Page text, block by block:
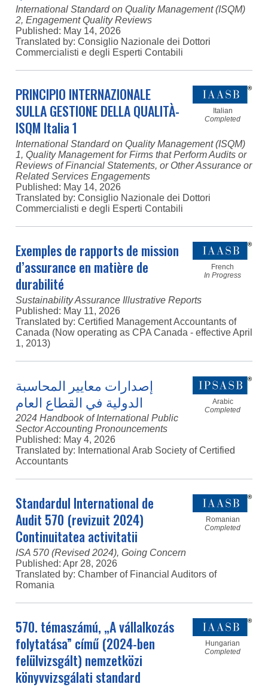
International Standard on Quality Management (ISQM)
2, Engagement Quality Reviews
Published: May 14, 2026
Translated by: Consiglio Nazionale dei Dottori
Commercialisti e degli Esperti Contabili
Italian
Completed
PRINCIPIO INTERNAZIONALE
SULLA GESTIONE DELLA QUALITÀ-
ISQM Italia 1
International Standard on Quality Management (ISQM)
1, Quality Management for Firms that Perform Audits or
Reviews of Financial Statements, or Other Assurance or
Related Services Engagements
Published: May 14, 2026
Translated by: Consiglio Nazionale dei Dottori
Commercialisti e degli Esperti Contabili
French
In Progress
Exemples de rapports de mission
d’assurance en matière de
durabilité
Sustainability Assurance Illustrative Reports
Published: May 11, 2026
Translated by: Certified Management Accountants of
Canada (Now operating as CPA Canada - effective April
1, 2013)
Arabic
Completed
إصدارات معايير المحاسبة
الدولية في القطاع العام
2024 Handbook of International Public
Sector Accounting Pronouncements
Published: May 4, 2026
Translated by: International Arab Society of Certified
Accountants
Romanian
Completed
Standardul International de
Audit 570 (revizuit 2024)
Continuitatea activitatii
ISA 570 (Revised 2024), Going Concern
Published: Apr 28, 2026
Translated by: Chamber of Financial Auditors of
Romania
Hungarian
Completed
570. témaszámú, „A vállalkozás
folytatása” című (2024-ben
felülvizsgált) nemzetközi
könyvvizsgálati standard